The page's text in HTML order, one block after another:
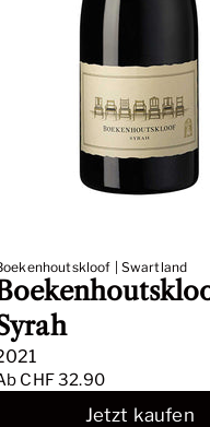
| Swartland
CHF 32.90
Jetzt kaufen